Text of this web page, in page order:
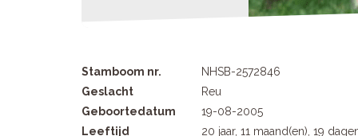
Stamboom nr.
NHSB-2572846
Geslacht
Reu
Geboortedatum
19-08-2005
Leeftijd
20 jaar, 11 maand(en), 19